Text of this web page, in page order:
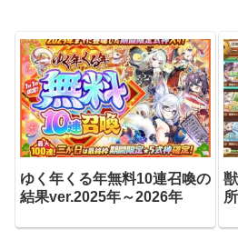
ゆく年くる年無料10連召喚の
結果ver.2025年～2026年